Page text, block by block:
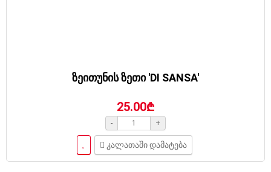
ზეითუნის ზეთი 'DI SANSA'
25.00₾
- +
კალათაში დამატება